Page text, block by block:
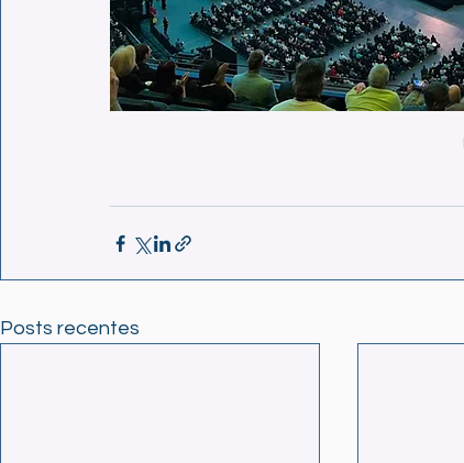
Posts recentes